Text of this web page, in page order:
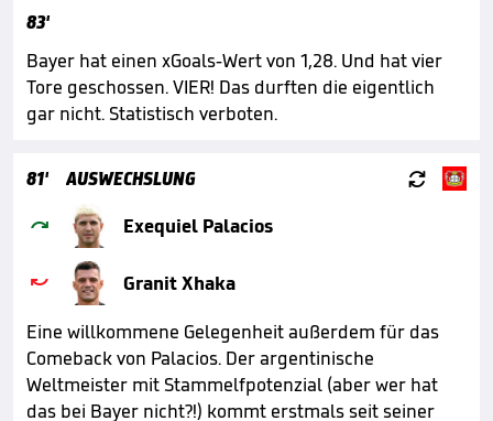
83'
Bayer hat einen xGoals-Wert von 1,28. Und hat vier
Tore geschossen. VIER! Das durften die eigentlich
gar nicht. Statistisch verboten.
81' AUSWECHSLUNG 
 Exequiel Palacios

Granit Xhaka
Eine willkommene Gelegenheit außerdem für das
Comeback von Palacios. Der argentinische
Weltmeister mit Stammelfpotenzial (aber wer hat
das bei Bayer nicht?!) kommt erstmals seit seiner